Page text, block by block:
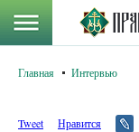
Главная Интервью
Tweet Нравится